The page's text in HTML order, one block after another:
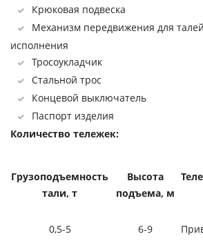
Крюковая подвеска
Механизм передвижения для
исполнения
Тросоукладчик
Стальной трос
Концевой выключатель
Паспорт изделия
Количество тележек:
Грузоподъемность
тали, т
Высота
подъема, м
0,5-5 6-9